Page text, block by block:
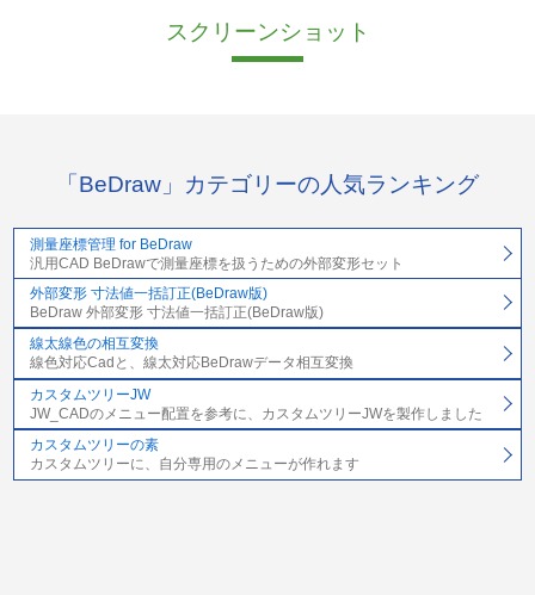
スクリーンショット
「BeDraw」カテゴリーの人気ランキング
測量座標管理 for BeDraw
汎用CAD BeDrawで測量座標を扱うための外部変形セット
外部変形 寸法値一括訂正(BeDraw版)
BeDraw 外部変形 寸法値一括訂正(BeDraw版)
線太線色の相互変換
線色対応Cadと、線太対応BeDrawデータ相互変換
カスタムツリーJW
JW_CADのメニュー配置を参考に、カスタムツリーJWを製作しました
カスタムツリーの素
カスタムツリーに、自分専用のメニューが作れます